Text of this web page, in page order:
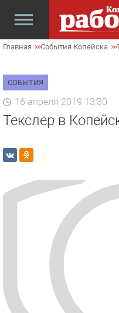
Главная События Копейска
СОБЫТИЯ
16 апреля 2019 13:30
Текслер в